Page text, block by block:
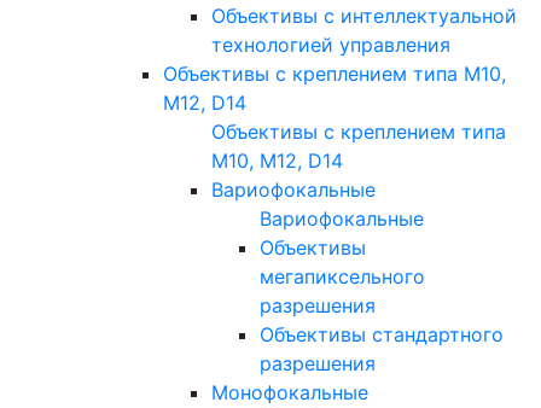
Объективы с интеллектуальной
технологией управления
Объективы с креплением типа M10,
M12, D14
Объективы с креплением типа
M10, M12, D14
Вариофокальные
Вариофокальные
Объективы
мегапиксельного
разрешения
Объективы стандартного
разрешения
Монофокальные